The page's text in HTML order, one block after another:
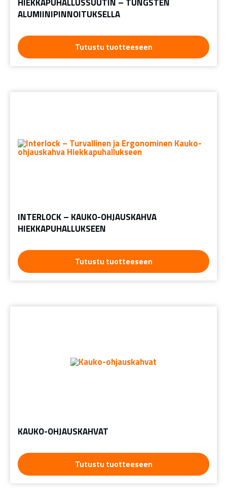
ALUMIINIPINNOITUKSELLA
Tutustu tuotteeseen
INTERLOCK – KAUKO-OHJAUSKAHVA
HIEKKAPUHALLUKSEEN
Tutustu tuotteeseen
KAUKO-OHJAUSKAHVAT
Tutustu tuotteeseen